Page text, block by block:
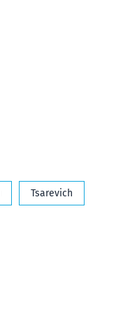
Tsarevich